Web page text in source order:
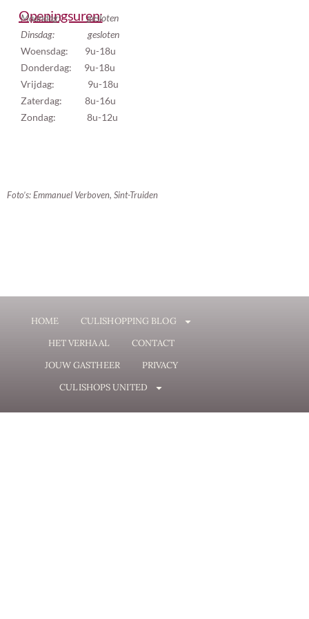
Openingsuren:
Maandag: gesloten
Dinsdag: gesloten
Woensdag: 9u-18u
Donderdag:
9u-18u
Vrijdag: 9u-18u
Zaterdag: 8u-16u
Zondag: 8u-12u
Foto’s: Emmanuel Verboven, Sint-Truiden
HOME
CULISHOPPING BLOG
HET VERHAAL
CONTACT
JOUW GASTHEER
PRIVACY
CULISHOPS UNITED